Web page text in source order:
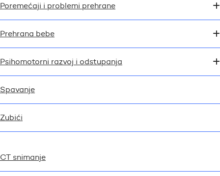
Poremećaji i problemi prehrane
Prehrana bebe
Psihomotorni razvoj i odstupanja
Spavanje
Zubići
CT snimanje